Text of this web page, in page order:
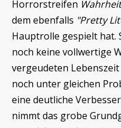
Horrorstreifen
dem ebenfalls "Pretty
Hauptrolle gespielt hat.
noch keine vollwertige
vergeudeten
noch unter gleichen
eine deutliche
nimmt das grobe